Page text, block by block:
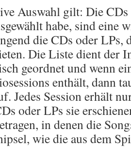
Auswahl gilt: Die
habe, sind eine
die CDs oder LPs,
Die Liste dient der
geordnet und wenn
enthält, dann
Jedes Session erhält
oder LPs sie
in denen die
wie die aus dem